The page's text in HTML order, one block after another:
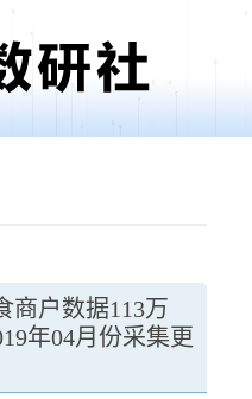
商户数据113万
年04月份采集更